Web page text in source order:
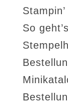
So geht’s